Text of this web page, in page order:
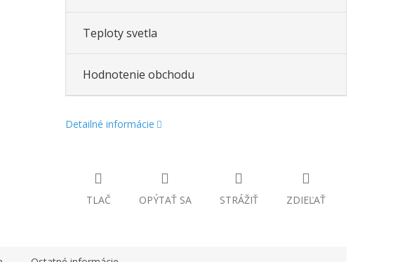
Teploty svetla
Hodnotenie obchodu
Detailné informácie
TLAČ OPÝTAŤ SA STRÁŽIŤ ZDIEĽAŤ